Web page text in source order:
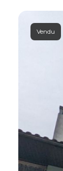
BIENS
VENDUS
CONFIEZ
VOTRE
BIEN
LOCATIVE
Vendu